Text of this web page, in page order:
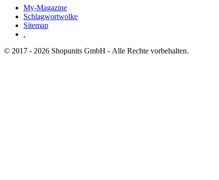
My-Magazine
Schlagwortwolke
Sitemap
.
© 2017 - 2026 Shopunits GmbH - Alle Rechte vorbehalten.